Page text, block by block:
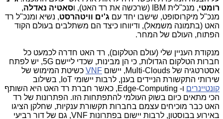
רומטי, מנכ"לית IBM (שרכשה את רד האט), ו סאטיה נאדלה,
מנכ"ל מיקרוסופט, שישבו יחד עם ג'ים וויטהרסט, נשיא ומנכ"ל רד
האט (בתמונה משמאל), ודיווחו כיצד הם משתלבים בעולם הקוד
הפתוח, העולם של המחר.
מנקודת העניין שלי (עולם הטלקום), רד האט חדרה לכמעט כל
חברות הטלקום הגדולות, כי הן מבינות, שכדי ליישם 5G, יש לפתח
אסטרטגיה של Multi-Clouds, יישום
VNFכשיטת המימוש של
שירותי התקשורת הניידים בענן, לרבות יישומי IoT, בשילוב
קונטיינרים
ו- Edge-Computing, כאשר חברת רד האט היא השותף
הכי מתאים כיום בשוק העולמי להתפתחות הזו. הפתרונות של רד
האט כבר מוכיחים עצמם בחברות תקשורת ענקיות, שחלקן הציגו
באירוע בבוסטון, לרבות יישום בפתרונות VNF, גם של דור רביעי